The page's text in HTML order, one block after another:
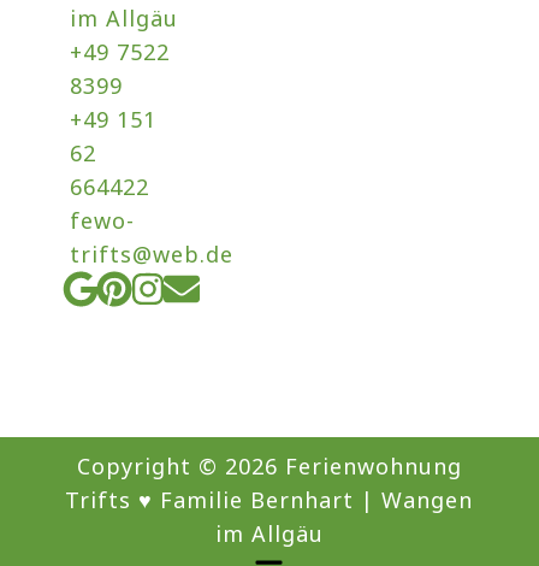
Google
Pinterest
Instagram
Envelope
im Allgäu
+49 7522
8399
+49 151
62
664422
fewo-
trifts@web.de
Copyright © 2026 Ferienwohnung
Trifts ♥️ Familie Bernhart | Wangen
im Allgäu